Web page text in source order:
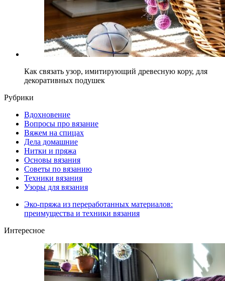
Как связать узор, имитирующий древесную кору, для
декоративных подушек
Рубрики
Вдохновение
Вопросы про вязание
Вяжем на спицах
Дела домашние
Нитки и пряжа
Основы вязания
Советы по вязанию
Техники вязания
Узоры для вязания
Эко-пряжа из переработанных материалов:
преимущества и техники вязания
Интересное